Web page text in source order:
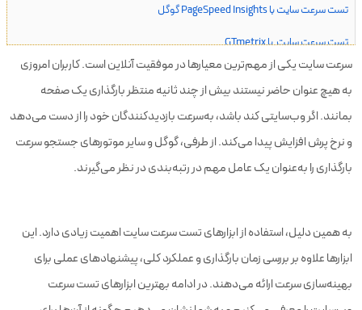
تست سرعت سایت با PageSpeed Insights گوگل
تست سرعت سایت با GTmetrix
تست سرعت سایت Pingdom Tools
کارهای ضروری برای افزایش سرعت سایت
روشهای افزایش سرعت سایت وردپرسی
افزونه‌های گوگل کروم برای تست سرعت ‌سایت
جمع بندی
سرعت سایت یکی از مهم‌ترین معیارها در موفقیت آنلاین است. کاربران امروزی
به هیچ عنوان حاضر نیستند بیش از چند ثانیه منتظر بارگذاری یک صفحه
بمانند. اگر وب‌سایتی کند باشد، به‌سرعت بازدیدکنندگان خود را از دست می‌دهد
و نرخ پرش افزایش پیدا می‌کند. از طرفی، گوگل و سایر موتورهای جستجو سرعت
بارگذاری را به‌عنوان یک عامل مهم در رتبه‌بندی در نظر می‌گیرند.
به همین دلیل، استفاده از ابزارهای تست سرعت سایت اهمیت زیادی دارد. این
ابزارها علاوه بر بررسی زمان بارگذاری و عملکرد کلی، پیشنهادهای عملی برای
بهینه‌سازی سرعت ارائه می‌دهند. در ادامه بهترین ابزارهای تست سرعت